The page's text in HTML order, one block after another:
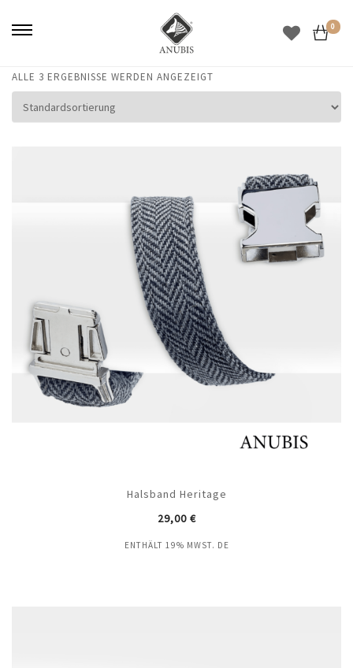
0
ALLE 3 ERGEBNISSE WERDEN ANGEZEIGT
Halsband Heritage
29,00 €
ENTHÄLT 19% MWST. DE